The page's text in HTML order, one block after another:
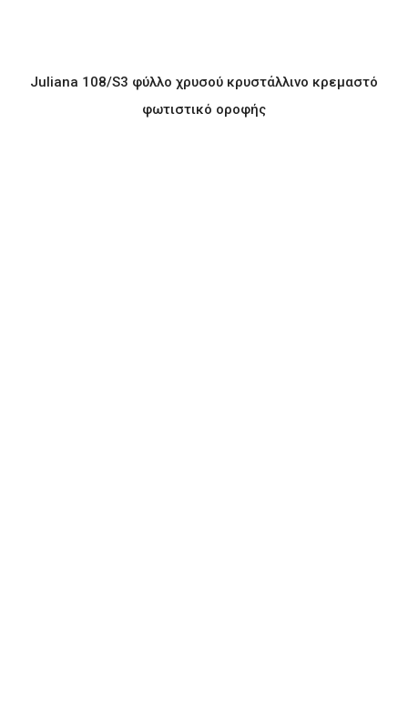
Juliana 108/S3 φύλλο χρυσού κρυστάλλινο κρεμαστό
φωτιστικό οροφής